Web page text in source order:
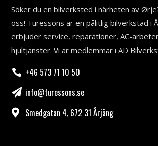
Söker du en bilverksted i närheten av
oss! Turessons är en pålitlig bilverkstad i
erbjuder service, reparationer, AC-
hjultjänster. Vi är medlemmar i AD
 +46 573 71 10 50
 info@turessons.se
 Smedgatan 4, 672 31 Årjäng